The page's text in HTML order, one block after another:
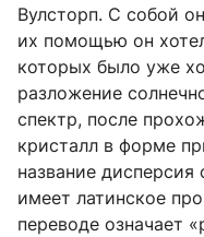
Вулсторп. С собой
их помощью он
которых было уже
разложение
спектр, после
кристалл в форме
название дисперсия
имеет латинское
переводе означает